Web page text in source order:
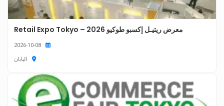
معرض ريتيـل إكسبو طوكيو 2026 – Retail Expo Tokyo
اليابان